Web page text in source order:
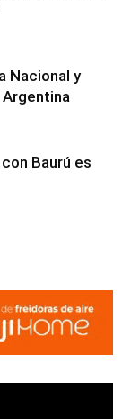
Nacional y
Argentina
Baurú es